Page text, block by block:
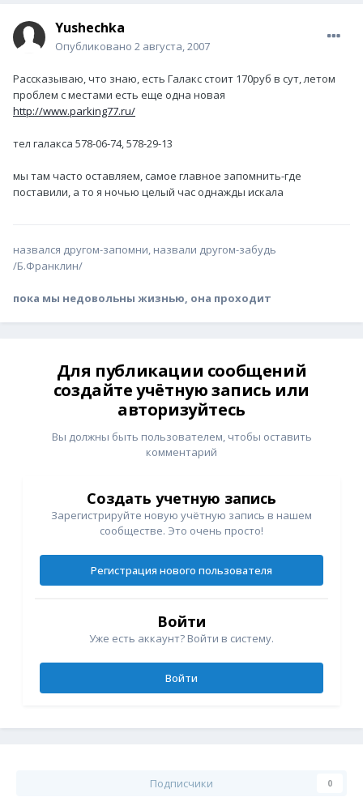
Yushechka
Опубликовано 2 августа, 2007
Рассказываю, что знаю, есть Галакс стоит 170руб в сут, летом
проблем с местами есть еще одна новая
http://www.parking77.ru/
тел галакса 578-06-74, 578-29-13
мы там часто оставляем, самое главное запомнить-где
поставили, а то я ночью целый час однажды искала
назвался другом-запомни, назвали другом-забудь
/Б.Франклин/
пока мы недовольны жизнью, она проходит
Для публикации сообщений
создайте учётную запись или
авторизуйтесь
Вы должны быть пользователем, чтобы оставить
комментарий
Создать учетную запись
Зарегистрируйте новую учётную запись в нашем
сообществе. Это очень просто!
Регистрация нового пользователя
Войти
Уже есть аккаунт? Войти в систему.
Войти
Подписчики 0